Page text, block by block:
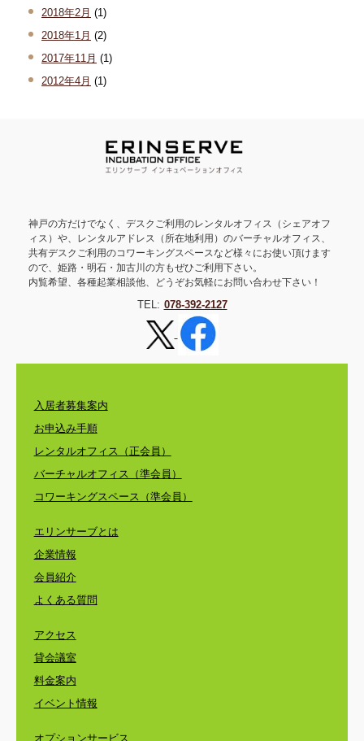
2018年2月 (1)
2018年1月 (2)
2017年11月 (1)
2012年4月 (1)
神戸の方だけでなく、デスクご利用のレンタルオフィス（シェアオフ
ィス）や、レンタルアドレス（所在地利用）のバーチャルオフィス、
共有デスクご利用のコワーキングスペースなど様々にお使い頂けます
ので、姫路・明石・加古川の方もぜひご利用下さい。
内覧希望、各種起業相談他、どうぞお気軽にお問い合わせ下さい！
TEL: 078-392-2127
入居者募集案内
お申込み手順
レンタルオフィス（正会員）
バーチャルオフィス（準会員）
コワーキングスペース（準会員）
エリンサーブとは
企業情報
会員紹介
よくある質問
アクセス
貸会議室
料金案内
イベント情報
オプションサービス